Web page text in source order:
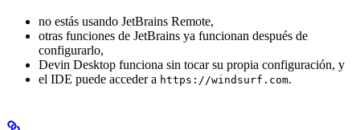
no estás usando JetBrains Remote,
otras funciones de JetBrains ya funcionan después de
configurarlo,
Devin Desktop funciona sin tocar su propia configuración, y
el IDE puede acceder a https://windsurf.com.